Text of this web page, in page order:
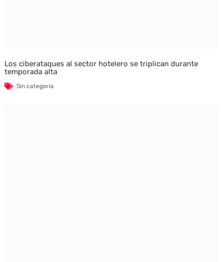
Los ciberataques al sector hotelero se triplican durante
temporada alta
Sin categoría